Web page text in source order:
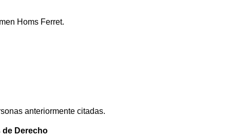
Homs Ferret.
anteriormente citadas.
de Derecho